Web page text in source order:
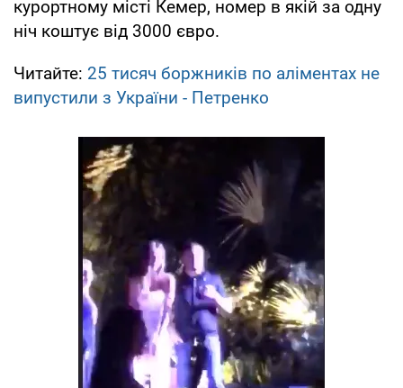
курортному місті Кемер, номер в якій за одну
ніч коштує від 3000 євро.
Читайте: 25 тисяч боржників по аліментах не
випустили з України - Петренко